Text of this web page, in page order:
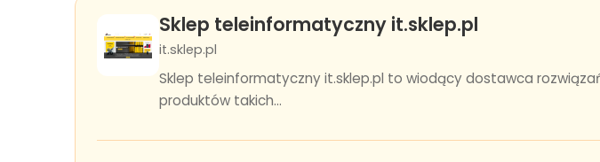
Sklep teleinformatyczny it.sklep.pl
it.sklep.pl
Sklep teleinformatyczny it.sklep.pl to wiodący dostawca
produktów takich...